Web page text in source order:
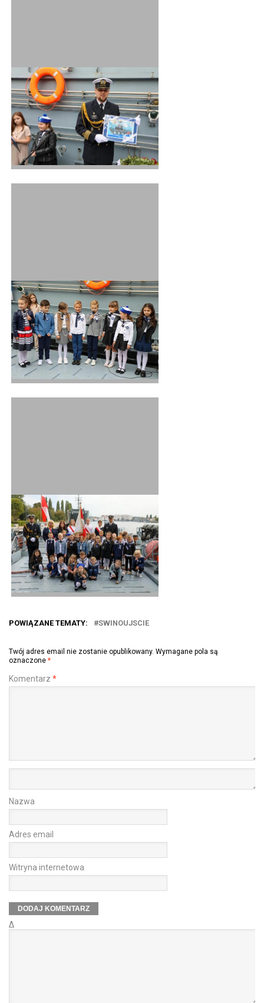
POWIĄZANE TEMATY: SWINOUJSCIE
Twój adres email nie zostanie opublikowany. Wymagane pola są
oznaczone *
Komentarz *
Nazwa
Adres email
Witryna internetowa
Δ